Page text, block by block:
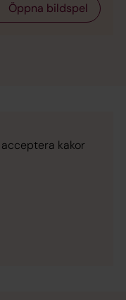
Öppna bildspel
kakor